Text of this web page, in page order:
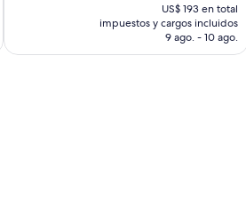
precio
actual
es
de
US$ 193 en total
impuestos y cargos incluidos
9 ago. - 10 ago.